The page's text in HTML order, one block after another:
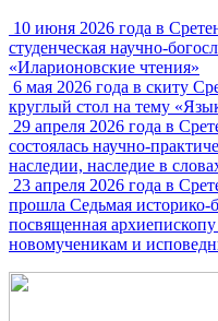
10 июня 2026 года в
студенческая научно-
«Иларионовские чтения»
6 мая 2026 года в скиту
круглый стол на тему
29 апреля 2026 года в
состоялась научно-
наследии, наследие в
23 апреля 2026 года в
прошла Седьмая историко-
посвященная
новомученикам и